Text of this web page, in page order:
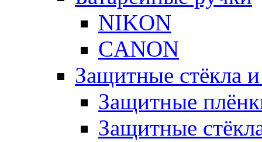
NIKON
CANON
Защитные стёкла
Защитные
Защитные